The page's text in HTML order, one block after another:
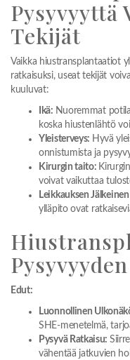
Pysyvyyttä
Tekijät
Vaikka hiustransplantaatiot
ratkaisuksi, useat tekijät
kuuluvat:
Ikä: Nuoremmat
koska hiustenlähtö
Yleisterveys: Hyvä
onnistumista ja
Kirurgin taito:
voivat vaikuttaa
Leikkauksen
ylläpito ovat
Edut:
Luonnollinen
SHE-menetelmä,
Pysyvä Ratkaisu:
vähentää jatkuvien